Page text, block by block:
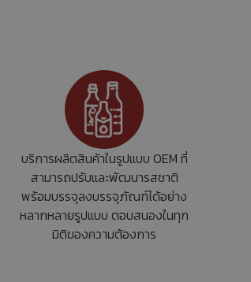
บริการผลิตสินค้าในรูปแบบ OEM ที่
สามารถปรับและพัฒนารสชาติ
พร้อมบรรจุลงบรรจุภัณฑ์ได้อย่าง
หลากหลายรูปแบบ ตอบสนองในทุก
มิติของความต้องการ